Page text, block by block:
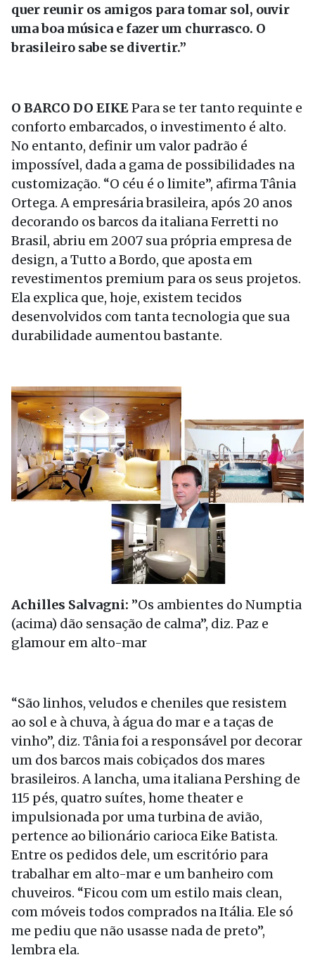
quer reunir os amigos para tomar sol, ouvir
uma boa música e fazer um churrasco. O
brasileiro sabe se divertir.”
O BARCO DO EIKEPara se ter tanto requinte e
conforto embarcados, o investimento é alto.
No entanto, definir um valor padrão é
impossível, dada a gama de possibilidades na
customização. “O céu é o limite”, afirma Tânia
Ortega. A empresária brasileira, após 20 anos
decorando os barcos da italiana Ferretti no
Brasil, abriu em 2007 sua própria empresa de
design, a Tutto a Bordo, que aposta em
revestimentos premium para os seus projetos.
Ela explica que, hoje, existem tecidos
desenvolvidos com tanta tecnologia que sua
durabilidade aumentou bastante.
Achilles Salvagni: ”Os ambientes do Numptia
(acima) dão sensação de calma”, diz. Paz e
glamour em alto-mar
“São linhos, veludos e cheniles que resistem
ao sol e à chuva, à água do mar e a taças de
vinho”, diz. Tânia foi a responsável por decorar
um dos barcos mais cobiçados dos mares
brasileiros. A lancha, uma italiana Pershing de
115 pés, quatro suítes, home theater e
impulsionada por uma turbina de avião,
pertence ao bilionário carioca Eike Batista.
Entre os pedidos dele, um escritório para
trabalhar em alto-mar e um banheiro com
chuveiros. “Ficou com um estilo mais clean,
com móveis todos comprados na Itália. Ele só
me pediu que não usasse nada de preto”,
lembra ela.